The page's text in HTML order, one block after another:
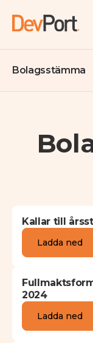
Bolagsstämma
Kallar till
Ladda ned
2024
Ladda ned